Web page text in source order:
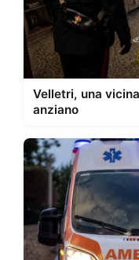
Velletri, una
anziano